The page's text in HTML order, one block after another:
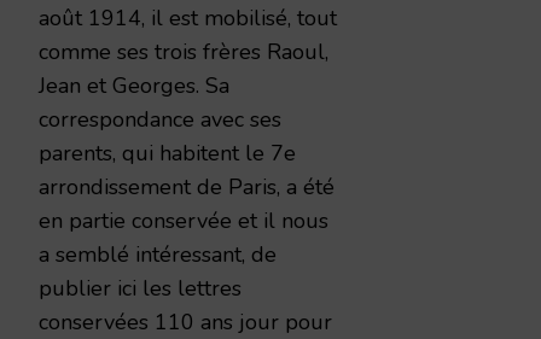
août 1914, il est mobilisé, tout
comme ses trois frères Raoul,
Jean et Georges. Sa
correspondance avec ses
parents, qui habitent le 7e
arrondissement de Paris, a été
en partie conservée et il nous
a semblé intéressant, de
publier ici les lettres
conservées 110 ans jour pour